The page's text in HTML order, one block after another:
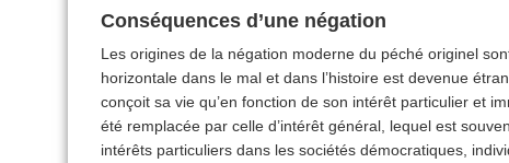
Conséquences d’une négation
Les origines de la négation moderne du péché originel
horizontale dans le mal et dans l’histoire est devenue
conçoit sa vie qu’en fonction de son intérêt particulier et
été remplacée par celle d’intérêt général, lequel est
intérêts particuliers dans les sociétés démocratiques,